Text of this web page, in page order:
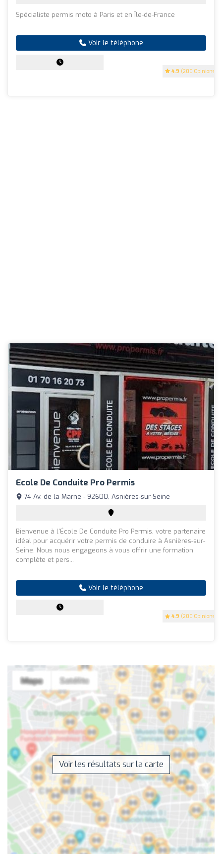
4.9 (200 Opinions)
Spécialiste permis moto à Paris et en Île-de-France
Voir le téléphone
Ecole De Conduite Pro Permis
4.9 (200 Opinions)
74 Av. de la Marne - 92600, Asnières-sur-Seine
Bienvenue à l'École De Conduite Pro Permis, votre partenaire
idéal pour acquérir votre permis de conduire à Asnières-sur-
Seine. Nous nous engageons à vous offrir une formation
complète et pers...
Voir le téléphone
Voir les résultats sur la carte